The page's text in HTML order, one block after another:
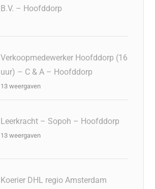
B.V. – Hoofddorp
Verkoopmedewerker Hoofddorp (16
uur) – C & A – Hoofddorp
13 weergaven
Leerkracht – Sopoh – Hoofddorp
13 weergaven
Koerier DHL regio Amsterdam